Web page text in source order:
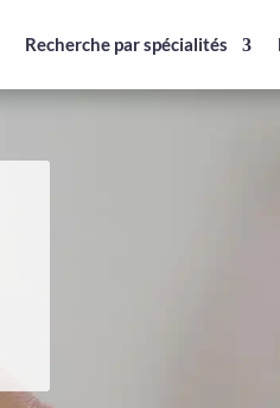
Recherche par spécialités